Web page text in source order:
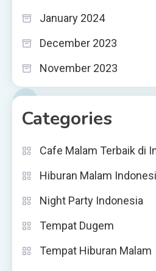
January 2024
December 2023
November 2023
Categories
Cafe Malam Terbaik di
Hiburan Malam
Night Party Indonesia
Tempat Dugem
Tempat Hiburan Malam